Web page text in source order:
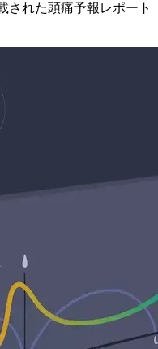
された頭痛予報レポート